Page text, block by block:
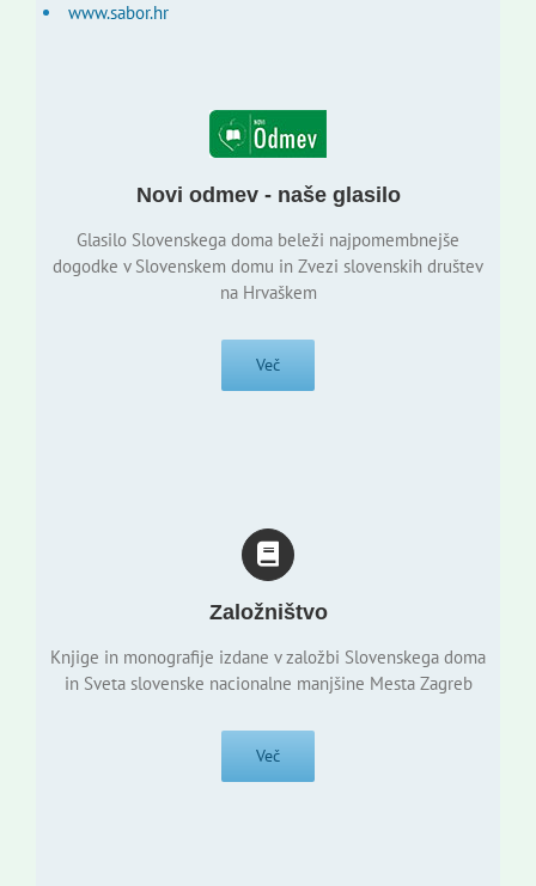
www.sabor.hr
Novi odmev - naše glasilo
Glasilo Slovenskega doma beleži najpomembnejše
dogodke v Slovenskem domu in Zvezi slovenskih društev
na Hrvaškem
Več
Založništvo
Knjige in monografije izdane v založbi Slovenskega doma
in Sveta slovenske nacionalne manjšine Mesta Zagreb
Več